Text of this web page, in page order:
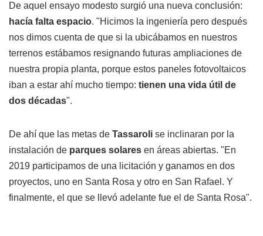
De aquel ensayo modesto surgió una nueva conclusión:
hacía falta espacio. "Hicimos la ingeniería pero después
nos dimos cuenta de que si la ubicábamos en nuestros
terrenos estábamos resignando futuras ampliaciones de
nuestra propia planta, porque estos paneles fotovoltaicos
iban a estar ahí mucho tiempo: tienen una vida útil de
dos décadas".
De ahí que las metas de Tassaroli se inclinaran por la
instalación de parques solares en áreas abiertas. "En
2019 participamos de una licitación y ganamos en dos
proyectos, uno en Santa Rosa y otro en San Rafael. Y
finalmente, el que se llevó adelante fue el de Santa Rosa".